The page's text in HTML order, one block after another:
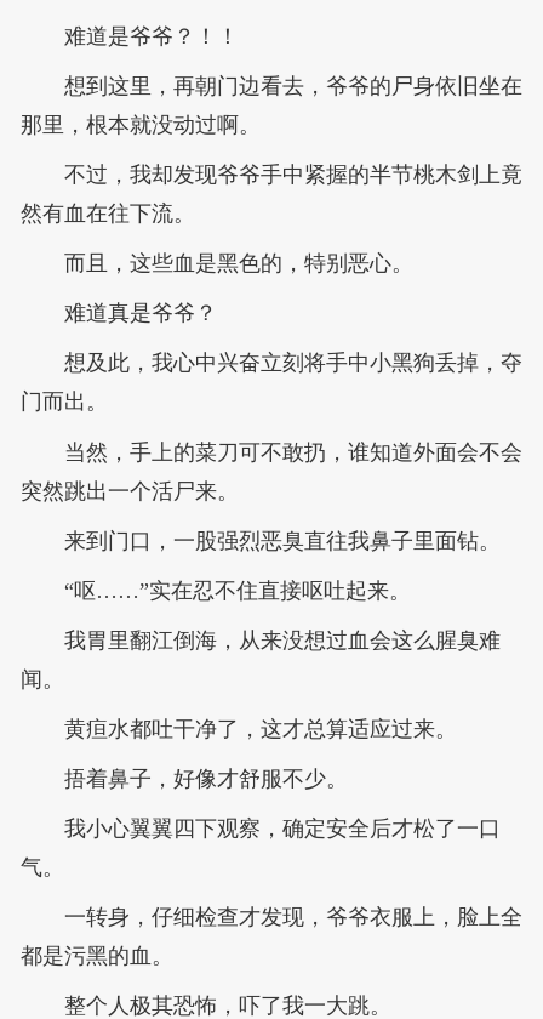
难道是爷爷？！！
想到这里，再朝门边看去，爷爷的尸身依旧坐在
那里，根本就没动过啊。
不过，我却发现爷爷手中紧握的半节桃木剑上竟
然有血在往下流。
而且，这些血是黑色的，特别恶心。
难道真是爷爷？
想及此，我心中兴奋立刻将手中小黑狗丢掉，夺
门而出。
当然，手上的菜刀可不敢扔，谁知道外面会不会
突然跳出一个活尸来。
来到门口，一股强烈恶臭直往我鼻子里面钻。
“呕……”实在忍不住直接呕吐起来。
我胃里翻江倒海，从来没想过血会这么腥臭难
闻。
黄疸水都吐干净了，这才总算适应过来。
捂着鼻子，好像才舒服不少。
我小心翼翼四下观察，确定安全后才松了一口
气。
一转身，仔细检查才发现，爷爷衣服上，脸上全
都是污黑的血。
整个人极其恐怖，吓了我一大跳。